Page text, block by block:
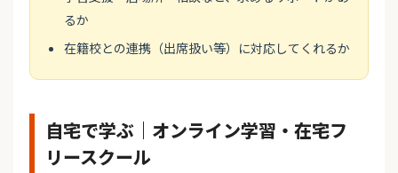
るか
在籍校との連携（出席扱い等）に対応してくれるか
自宅で学ぶ｜オンライン学習・在宅フ
リースクール